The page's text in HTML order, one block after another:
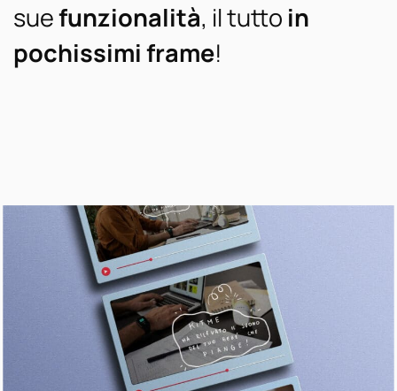
suefunzionalità, il tutto in
pochissimi frame!